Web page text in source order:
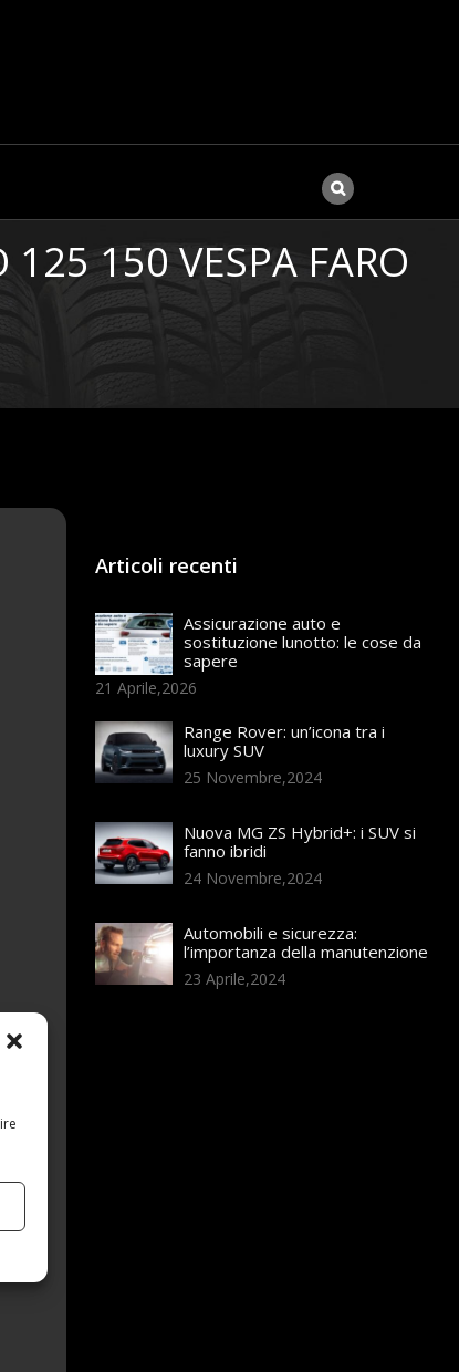
150 VESPA FARO
Articoli recenti
Assicurazione auto e
sostituzione lunotto: le cose da
sapere
21 Aprile,2026
Range Rover: un’icona tra i
luxury SUV
25 Novembre,2024
Nuova MG ZS Hybrid+: i SUV si
fanno ibridi
24 Novembre,2024
Automobili e sicurezza:
l’importanza della manutenzione
23 Aprile,2024